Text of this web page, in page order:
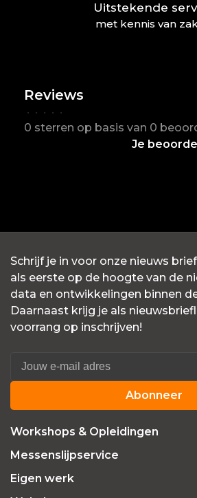
Uitstekende
met kennis van
Reviews
• • • • •
0 sterren op basis van 0
Je
Schrijf je in voor onze nieuws
als eerste op de hoogte van de
data en ontwikkelingen binnen
Daarnaast krijg je als
voorrang op inschrijven!
Abonneer
Workshops & Opleidingen
Messenslijpservice
Eigen werk